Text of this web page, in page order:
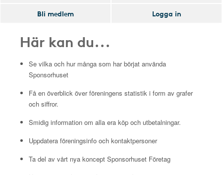
Bli medlem
Logga in
Här kan du...
Se vilka och hur många som har börjat använda
Sponsorhuset
Få en överblick över föreningens statistik i form av grafer
och siffror.
Smidig information om alla era köp och utbetalningar.
Uppdatera föreningsinfo och kontaktpersoner
Ta del av vårt nya koncept Sponsorhuset Företag